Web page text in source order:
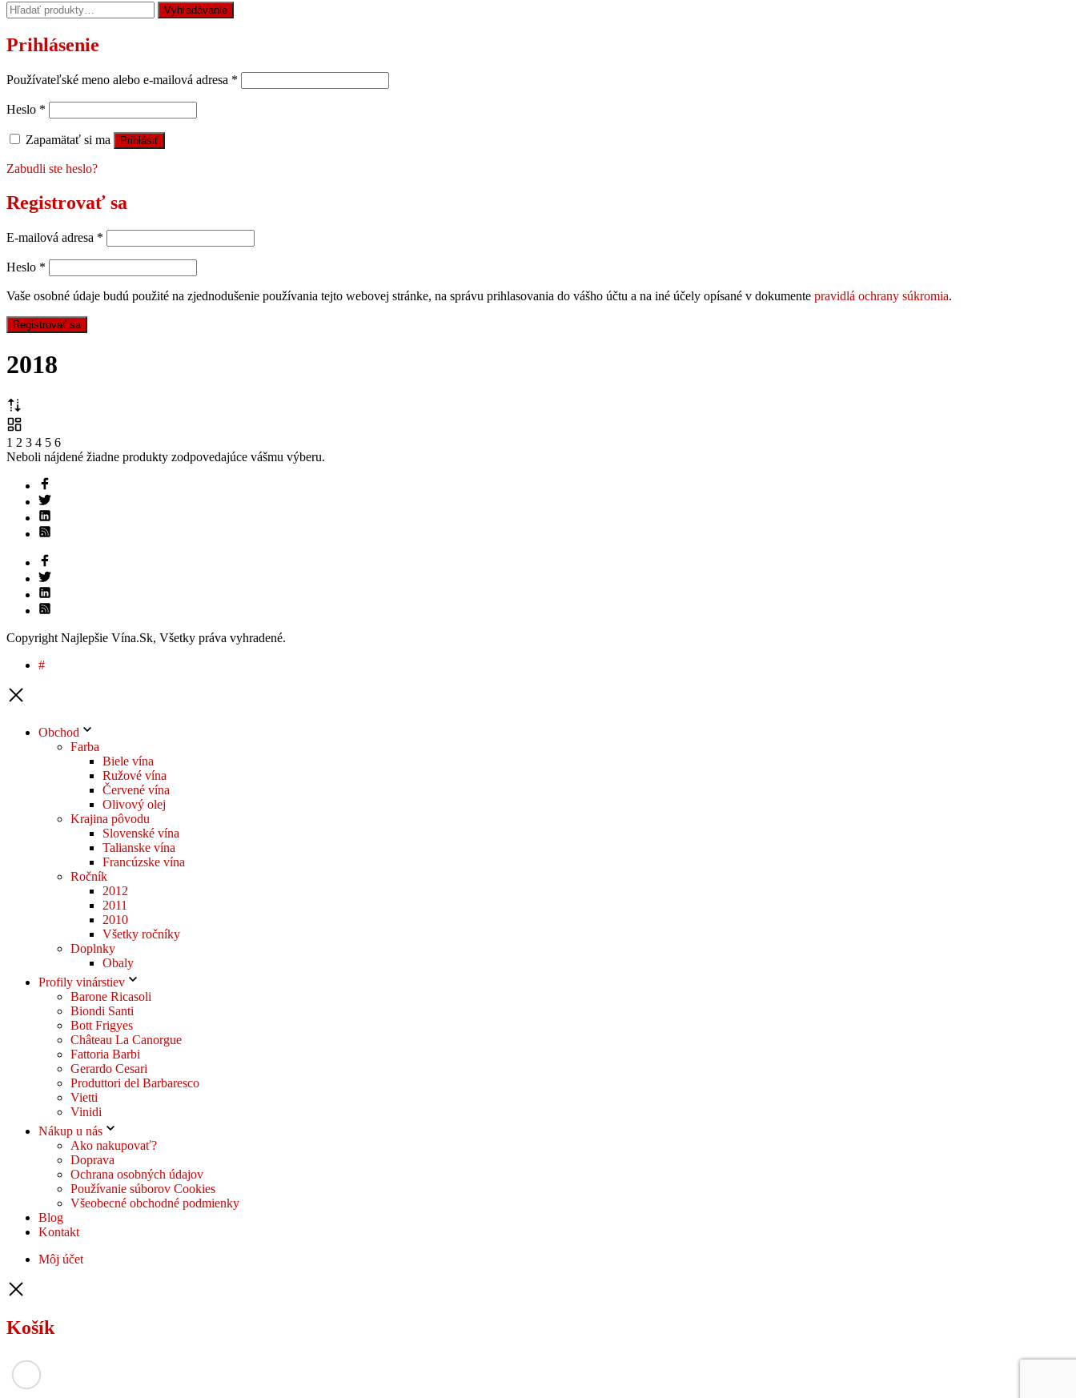
Hľadať: Vyhľadávanie
Prihlásenie
Používateľské meno alebo e-mailová adresa *
Heslo *
Zapamätať si ma Prihlásiť
Zabudli ste heslo?
Registrovať sa
E-mailová adresa *
Heslo *
Vaše osobné údaje budú použité na zjednodušenie používania tejto webovej stránke, na správu prihlasovania do vášho účtu a na iné účely opísané v dokumente pravidlá ochrany súkromia.
Registrovať sa
2018
1 2 3 4 5 6
Neboli nájdené žiadne produkty zodpovedajúce vášmu výberu.
Copyright Najlepšie Vína.Sk, Všetky práva vyhradené.
#
Obchod
Farba
Biele vína
Ružové vína
Červené vína
Olivový olej
Krajina pôvodu
Slovenské vína
Talianske vína
Francúzske vína
Ročník
2012
2011
2010
Všetky ročníky
Doplnky
Obaly
Profily vinárstiev
Barone Ricasoli
Biondi Santi
Bott Frigyes
Château La Canorgue
Fattoria Barbi
Gerardo Cesari
Produttori del Barbaresco
Vietti
Vinidi
Nákup u nás
Ako nakupovať?
Doprava
Ochrana osobných údajov
Používanie súborov Cookies
Všeobecné obchodné podmienky
Blog
Kontakt
Môj účet
Košík